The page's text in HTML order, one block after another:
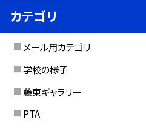
カテゴリ
メール用カテゴリ
学校の様子
藤東ギャラリー
PTA